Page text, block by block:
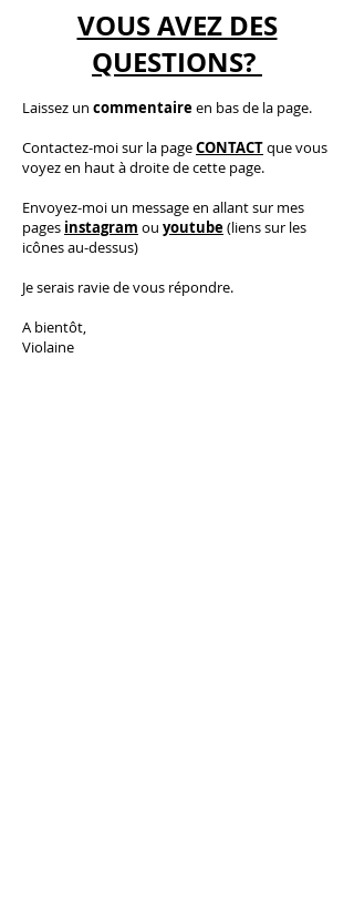
VOUS AVEZ DES
QUESTIONS?
Laissez un commentaireen bas de la page.
Contactez-moisur la pageCONTACTque vous
voyez en haut à droite de cette page.
​Envoyez-moi un message en allant sur mes
pages instagram ou youtube(liens sur les
icônes au-dessus)
Je serais ravie de vous répondre.
A bientôt,
Violaine